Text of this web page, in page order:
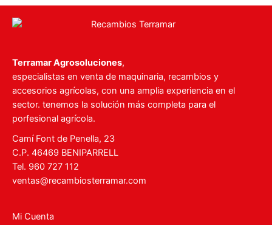
Terramar Agrosoluciones,
especialistas en venta de maquinaria, recambios y
accesorios agrícolas, con una amplia experiencia en el
sector. tenemos la solución más completa para el
porfesional agrícola.
Camí Font de Penella, 23
C.P. 46469 BENIPARRELL
Tel. 960 727 112
ventas@recambiosterramar.com
Mi Cuenta